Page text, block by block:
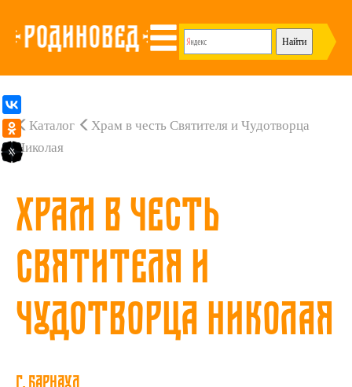
Каталог
Храм в честь Святителя и Чудотворца
Николая
Храм в честь
Святителя и
Чудотворца Николая
г. Барнаул